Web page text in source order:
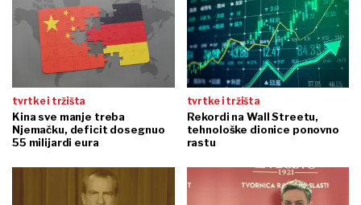
tvrtke i tržišta
Kina sve manje treba
Njemačku, deficit dosegnuo
55 milijardi eura
tvrtke i tržišta
Rekordi na Wall Streetu,
tehnološke dionice ponovno
rastu